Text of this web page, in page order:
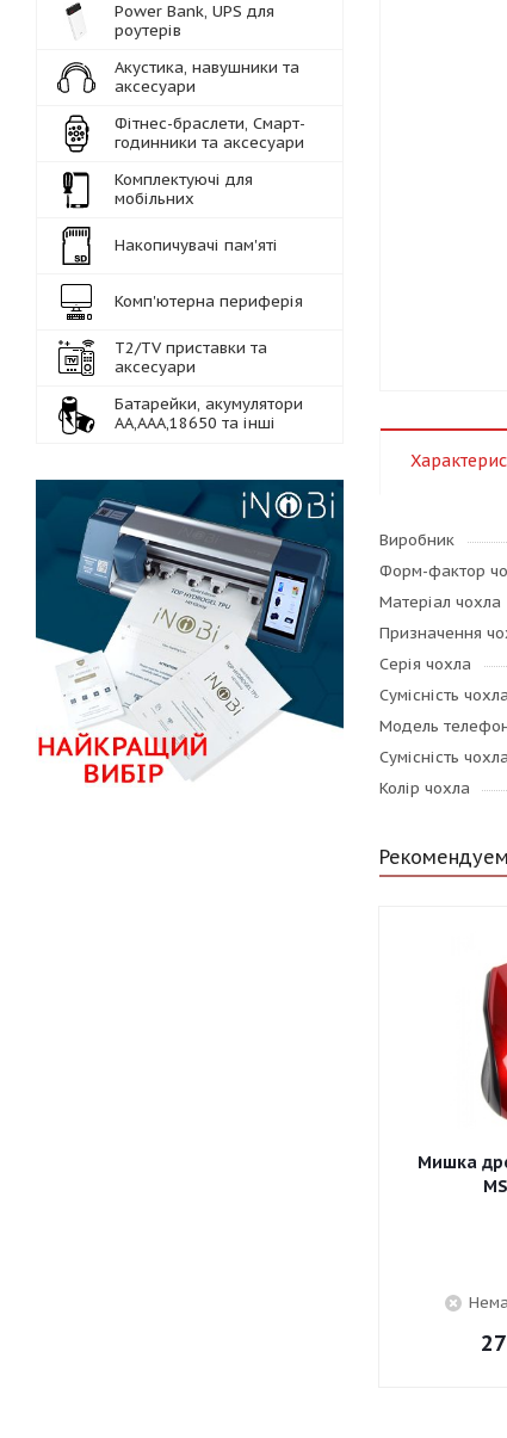
Виробник
Форм-фактор
Матеріал чохла
Призначення
Серія чохла
Сумісність чохла
Модель
Сумісність
Колір чохла
Мишка
Power Bank, UPS для
роутерів
Акустика, навушники та
аксесуари
Фітнес-браслети, Смарт-
годинники та аксесуари
Комплектуючі для
мобільних
Накопичувачі пам'яті
Комп'ютерна периферія
Т2/TV приставки та
аксесуари
Батарейки, акумулятори
АА,ААА,18650 та інші